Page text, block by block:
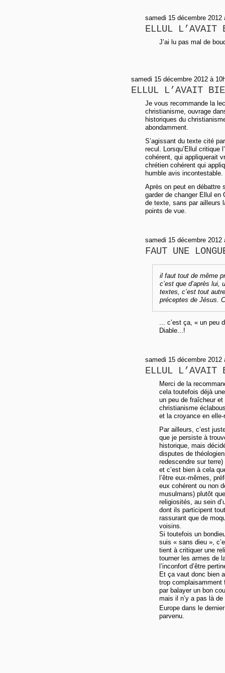
samedi 15 décembre 2012
ELLUL
J’ai lu pas mal de
samedi 15 décembre 2012 à
ELLUL L’AVAIT
Je vous recommande la
christianisme, ouvrage
historiques du
abondamment.
S’agissant du texte cité
recul. Lorsqu’Ellul critique
cohérent, qui appliquerait
chrétien cohérent qui
humble avis incontestable.
Après on peut en débattre
garder de changer Ellul en
de texte, sans par ailleurs
points de vue.
samedi 15 décembre 2012
FAUT UNE
il faut tout de même
c’est que d’après
textes, c’est tout
préceptes de Jésus.
... c’est ça, « un peu
Diable...!
samedi 15 décembre 2012
ELLUL
Merci de la
cela toutefois déjà
un peu de fraîcheur
christianisme
et la croyance en
Par ailleurs, c’est
que je persiste à
historique, mais
disputes de
redescendre sur
et c’est bien à cela
l’être eux-mêmes,
eux cohérent ou non
musulmans) plutôt
religiosités, au sein
dont ils participent
rassurant que de
voisins.
Si toutefois un
suis « sans dieu »,
tient à critiquer une
tourner les armes de
l’inconfort d’être
Et ça vaut donc bien
trop complaisamment
par balayer un bon
mais il n’y a pas là
Europe dans le
parvenu.